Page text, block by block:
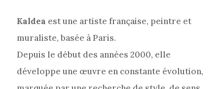
Kaldea est une artiste française, peintre et
muraliste, basée à Paris.
Depuis le début des années 2000, elle
développe une œuvre en constante évolution,